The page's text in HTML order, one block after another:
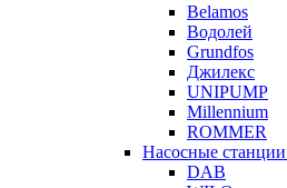
Belamos
Водолей
Grundfos
Джилекс
UNIPUMP
Millennium
ROMMER
Насосные станции
DAB